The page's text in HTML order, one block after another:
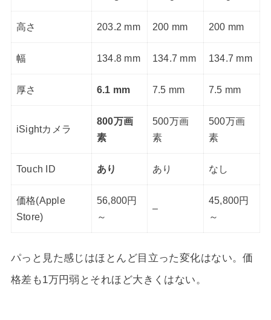
高さ 203.2 mm 200 mm 200 mm
幅 134.8 mm 134.7 mm 134.7 mm
厚さ 6.1 mm 7.5 mm 7.5 mm
iSightカメラ
800万画
素
500万画
素
500万画
素
Touch ID あり あり なし
価格(Apple
Store)
56,800円
～
–
45,800円
～
パっと見た感じはほとんど目立った変化はない。価
格差も1万円弱とそれほど大きくはない。